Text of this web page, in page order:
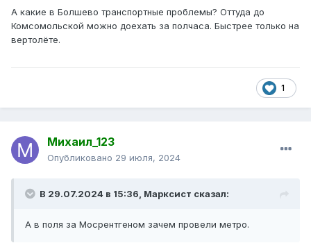
А какие в Болшево транспортные проблемы? Оттуда до
Комсомольской можно доехать за полчаса. Быстрее только на
вертолёте.
1
Михаил_123
Опубликовано 29 июля, 2024
В 29.07.2024 в 15:36, Марксист сказал:
А в поля за Мосрентгеном зачем провели метро.